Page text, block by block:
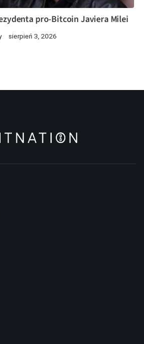
pro-Bitcoin Javiera Milei
sierpień 3, 2026